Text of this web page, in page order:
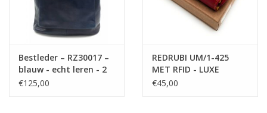
Bestleder – RZ30017 –
blauw - echt leren - 2
in 1 - schoudertas –
rugzak - stevig - hoge
€125,00
REDRUBI UM/1-425
MET RFID - LUXE
DAMES PORTEMONNEE
ROOD MULTICOLOUR
€45,00